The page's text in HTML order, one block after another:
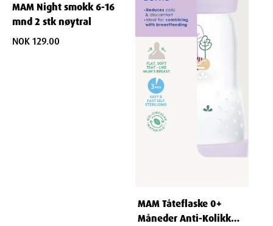
Egenskaper
Navn:
Mam tåteflaske anti-kolikk 260ml 0+ mnd 1 stk
Flaska/lock/skruvring:Polypropen(PP) Ventil/dinapp: Silikon
MAM Night smokk 6-16
mnd 2 stk nøytral
NOK 129.00
MAM Tåteflaske 0+
Måneder Anti-Kolikk